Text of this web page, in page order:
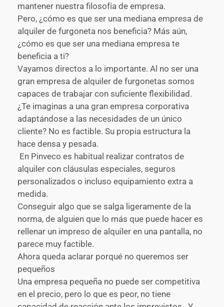
mantener nuestra filosofía de empresa.
Pero, ¿cómo es que ser una mediana empresa de
alquiler de furgoneta nos beneficia? Más aún,
¿cómo es que ser una mediana empresa te
beneficia a ti?
Vayamos directos a lo importante. Al no ser una
gran empresa de alquiler de furgonetas somos
capaces de trabajar con suficiente flexibilidad.
¿Te imaginas a una gran empresa corporativa
adaptándose a las necesidades de un único
cliente? No es factible. Su propia estructura la
hace densa y pesada.
En Pinveco es habitual realizar contratos de
alquiler con cláusulas especiales, seguros
personalizados o incluso equipamiento extra a
medida.
Conseguir algo que se salga ligeramente de la
norma, de alguien que lo más que puede hacer es
rellenar un impreso de alquiler en una pantalla, no
parece muy factible.
Ahora queda aclarar porqué no queremos ser
pequeños
Una empresa pequeña no puede ser competitiva
en el precio, pero lo que es peor, no tiene